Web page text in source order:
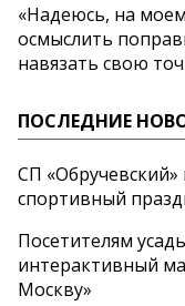
«Надеюсь, на
осмыслить
навязать свою
ПОСЛЕДНИЕ
СП «Обручевский»
спортивный
Посетителям
интерактивный
Москву»